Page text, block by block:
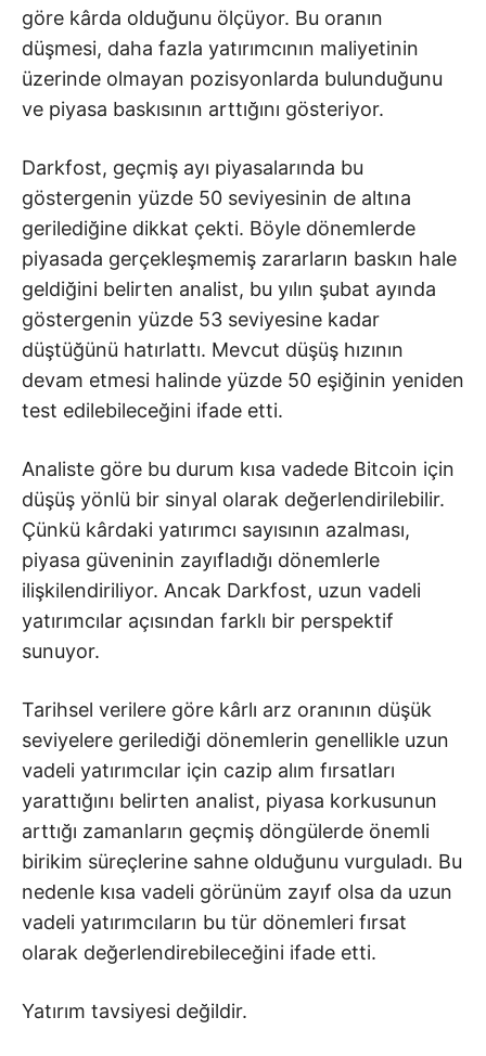
göre kârda olduğunu ölçüyor. Bu oranın
düşmesi, daha fazla yatırımcının maliyetinin
üzerinde olmayan pozisyonlarda bulunduğunu
ve piyasa baskısının arttığını gösteriyor.
Darkfost, geçmiş ayı piyasalarında bu
göstergenin yüzde 50 seviyesinin de altına
gerilediğine dikkat çekti. Böyle dönemlerde
piyasada gerçekleşmemiş zararların baskın hale
geldiğini belirten analist, bu yılın şubat ayında
göstergenin yüzde 53 seviyesine kadar
düştüğünü hatırlattı. Mevcut düşüş hızının
devam etmesi halinde yüzde 50 eşiğinin yeniden
test edilebileceğini ifade etti.
Analiste göre bu durum kısa vadede Bitcoin için
düşüş yönlü bir sinyal olarak değerlendirilebilir.
Çünkü kârdaki yatırımcı sayısının azalması,
piyasa güveninin zayıfladığı dönemlerle
ilişkilendiriliyor. Ancak Darkfost, uzun vadeli
yatırımcılar açısından farklı bir perspektif
sunuyor.
Tarihsel verilere göre kârlı arz oranının düşük
seviyelere gerilediği dönemlerin genellikle uzun
vadeli yatırımcılar için cazip alım fırsatları
yarattığını belirten analist, piyasa korkusunun
arttığı zamanların geçmiş döngülerde önemli
birikim süreçlerine sahne olduğunu vurguladı. Bu
nedenle kısa vadeli görünüm zayıf olsa da uzun
vadeli yatırımcıların bu tür dönemleri fırsat
olarak değerlendirebileceğini ifade etti.
Yatırım tavsiyesi değildir.